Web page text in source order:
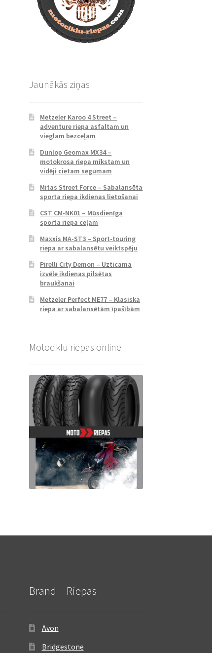
Jaunākās ziņas
Metzeler Karoo 4 Street –
adventure riepa asfaltam un
vieglam bezceļam
Dunlop Geomax MX34 –
motokrosa riepa mīkstam un
vidēji cietam segumam
Mitas Street Force – Sabalansēta
sporta riepa ikdienas lietošanai
CST CM-NK01 – Mūsdienīga
sporta riepa ceļam
Maxxis MA-ST3 – Sport-touring
riepa ar sabalansētu veiktspēju
Pirelli City Demon – Uzticama
izvēle ikdienas pilsētas
braukšanai
Metzeler Perfect ME77 – Klasiska
riepa ar sabalansētām īpašībām
Motociklu riepas online
Brand – Riepas
Avon
Bridgestone